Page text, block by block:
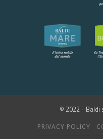
© 2022 - Baldi
PRIVACY POLICY